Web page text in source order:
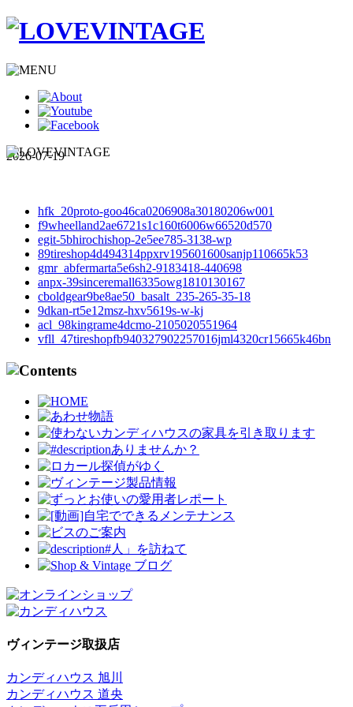
2026-07-19
hfk_20proto-goo46ca0206908a30180206w001
f9wheelland2ae6721s1c160t6006w66520d570
egit-5bhirochishop-2e5ee785-3138-wp
89tireshop4d494314ppxrv195601600sanjp110665k53
gmr_abfermarta5e6sh2-9183418-440698
anpx-39sinceremall6335owg1810130167
cboldgear9be8ae50_basalt_235-265-35-18
9dkan-rt5e12msz-hxv5619s-w-kj
acl_98kingrame4dcmo-2105020551964
vfll_47tireshopfb940327902257016jml4320cr15665k46bn
ヴィンテージ取扱店
カンディハウス 旭川
カンディハウス 道央